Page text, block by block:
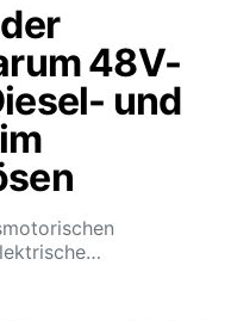
48V-
und